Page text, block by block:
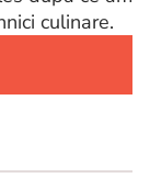
culinare.